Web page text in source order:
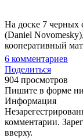
На доске 7 черных
(Daniel
кооперативный
6 комментариев
Поделиться
904 просмотров
Пишите в форме
Информация
комментарии.
вверху.